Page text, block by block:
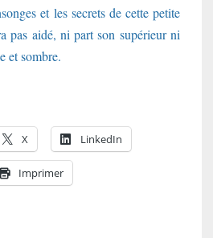
et les secrets de cette petite
pas aidé, ni part son supérieur ni
et sombre.
X LinkedIn
Imprimer